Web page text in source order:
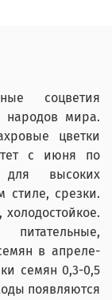
соцветия
народов мира.
цветки
с июня по
для высоких
стиле, срезки.
в апреле-
семян 0,3-0,5
появляются